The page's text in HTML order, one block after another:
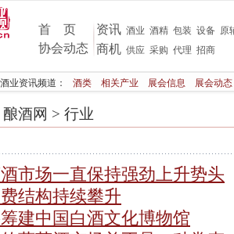
首 页
协会动态
资讯 酒业 酒精 包装 设备 原
商机 供应 采购 代理 招商
酒业资讯频道： 酒类 相关产业 展会信息 展会动态
酿酒网 > 行业
市场一直保持强劲上升势头
结构持续攀升
建中国白酒文化博物馆